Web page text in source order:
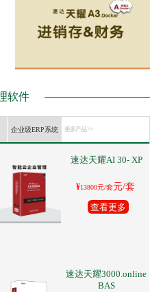
软件
企业级ERP系统 更多产品 >>
速达天耀AI 30- XP
¥13800元/套元/套
查看更多
速达天耀3000.online
BAS